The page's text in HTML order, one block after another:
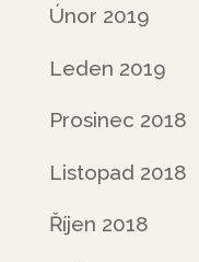
Únor 2019
Leden 2019
Prosinec 2018
Listopad 2018
Říjen 2018